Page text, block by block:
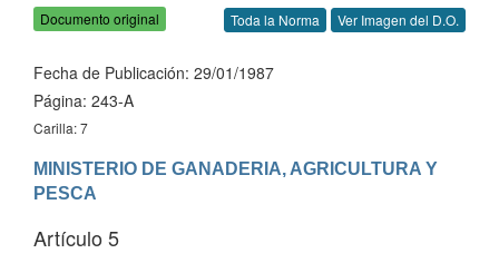
Documento original Toda la Norma Ver Imagen del D.O.
Fecha de Publicación: 29/01/1987
Página: 243-A
Carilla: 7
MINISTERIO DE GANADERIA, AGRICULTURA Y
PESCA
Artículo 5